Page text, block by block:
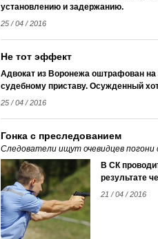
установлению и задержанию.
25 / 04 / 2016
Не тот эффект
Адвокат из Воронежа оштрафован на
судебному приставу. Осужденный
25 / 04 / 2016
Гонка с преследованием
Следователи ищут очевидцев погони
В СК
результате
21 / 04 / 2016